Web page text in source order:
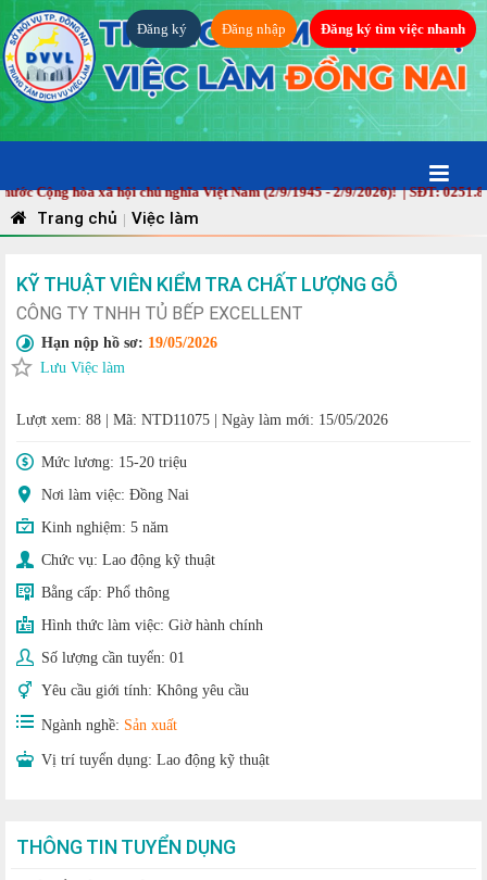
Đăng ký Đăng nhập Đăng ký tìm việc nhanh
hòa xã hội chủ nghĩa Việt Nam (2/9/1945 - 2/9/2026)! | SĐT:
Trang chủ | Việc làm
KỸ THUẬT VIÊN KIỂM TRA CHẤT LƯỢNG GỖ
CÔNG TY TNHH TỦ BẾP EXCELLENT
Hạn nộp hồ sơ: 19/05/2026
Lưu Việc làm
Lượt xem: 88 Mã: NTD11075 Ngày làm mới: 15/05/2026
Mức lương: 15-20 triệu
Nơi làm việc: Đồng Nai
Kinh nghiệm: 5 năm
Chức vụ: Lao động kỹ thuật
Bằng cấp: Phổ thông
Hình thức làm việc: Giờ hành chính
Số lượng cần tuyển: 01
Yêu cầu giới tính: Không yêu cầu
Ngành nghề: Sản xuất
Vị trí tuyển dụng: Lao động kỹ thuật
THÔNG TIN TUYỂN DỤNG